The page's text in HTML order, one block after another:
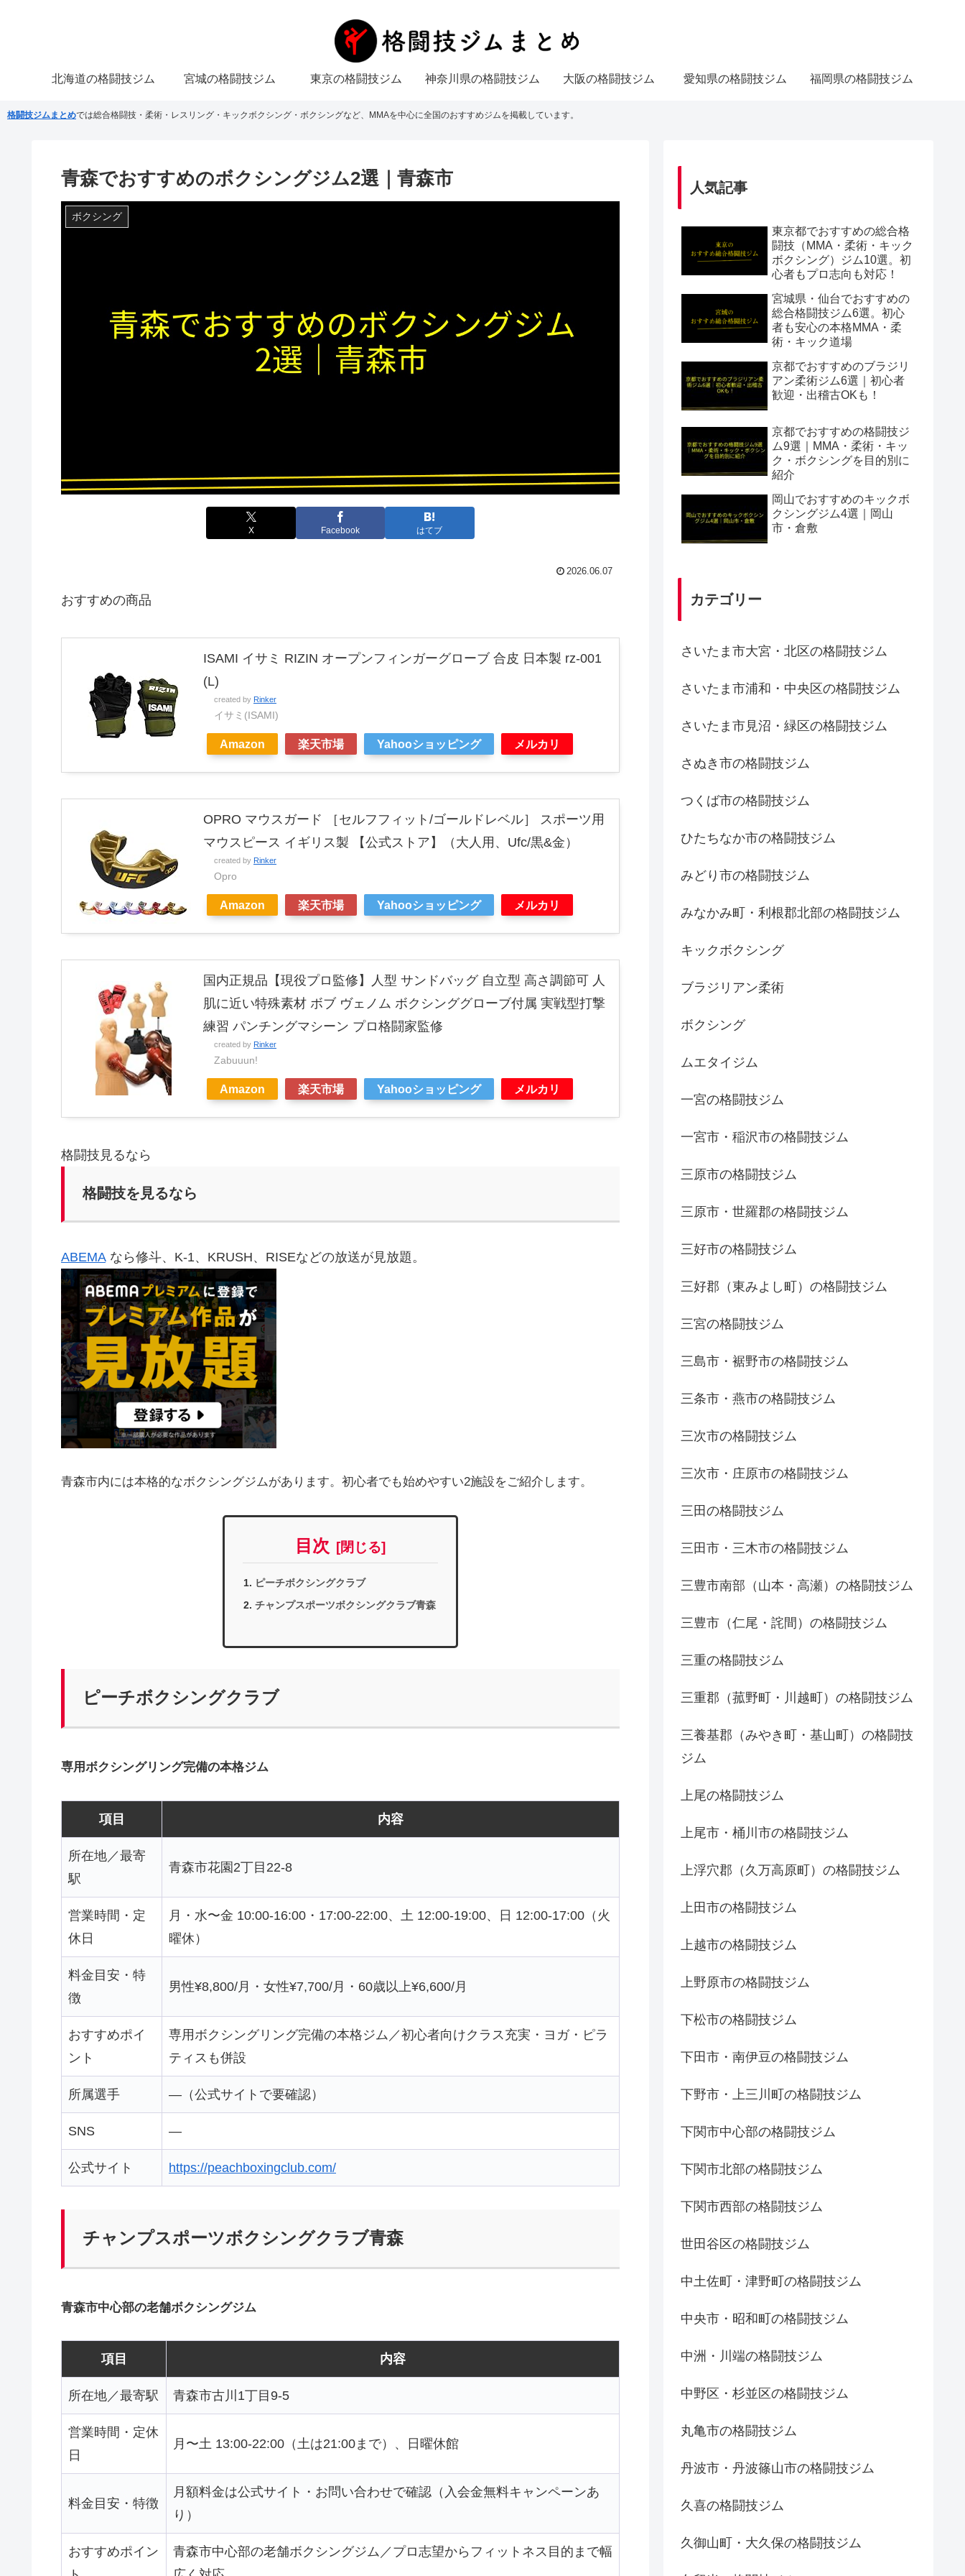
北海道の格闘技ジム 宮城の格闘技ジム 東京の格闘技ジム 神奈川県の格闘技ジム 大阪の格闘技ジム 愛知県の格闘技ジム 福岡県の格闘技ジム
格闘技ジムまとめでは総合格闘技・柔術・レスリング・キックボクシング・ボクシングなど、MMAを中心に全国のおすすめジムを掲載しています。
青森でおすすめのボクシングジム2選｜青森市
ボクシング
X Facebook はてブ
2026.06.07
おすすめの商品
ISAMI イサミ RIZIN オープンフィンガーグローブ 合皮 日本製 rz-001
(L)
created by Rinker
イサミ(ISAMI)
Amazon 楽天市場 Yahooショッピング メルカリ
OPRO マウスガード ［セルフフィット/ゴールドレベル］ スポーツ用
マウスピース イギリス製 【公式ストア】（大人用、Ufc/黒&金）
created by Rinker
Opro
Amazon 楽天市場 Yahooショッピング メルカリ
国内正規品【現役プロ監修】人型 サンドバッグ 自立型 高さ調節可 人
肌に近い特殊素材 ボブ ヴェノム ボクシンググローブ付属 実戦型打撃
練習 パンチングマシーン プロ格闘家監修
created by Rinker
Zabuuun!
Amazon 楽天市場 Yahooショッピング メルカリ
格闘技見るなら
格闘技を見るなら
ABEMA なら修斗、K-1、KRUSH、RISEなどの放送が見放題。
青森市内には本格的なボクシングジムがあります。初心者でも始めやすい2施設をご紹介します。
目次
ピーチボクシングクラブ
チャンプスポーツボクシングクラブ青森
ピーチボクシングクラブ
専用ボクシングリング完備の本格ジム
項目 内容
所在地／最寄
駅
青森市花園2丁目22-8
営業時間・定
休日
月・水〜金 10:00-16:00・17:00-22:00、土 12:00-19:00、日 12:00-17:00（火
曜休）
料金目安・特
徴
男性¥8,800/月・女性¥7,700/月・60歳以上¥6,600/月
おすすめポイ
ント
専用ボクシングリング完備の本格ジム／初心者向けクラス充実・ヨガ・ピラ
ティスも併設
所属選手 —（公式サイトで要確認）
SNS —
公式サイト https://peachboxingclub.com/
チャンプスポーツボクシングクラブ青森
青森市中心部の老舗ボクシングジム
項目 内容
所在地／最寄駅 青森市古川1丁目9-5
営業時間・定休
日
月〜土 13:00-22:00（土は21:00まで）、日曜休館
料金目安・特徴
月額料金は公式サイト・お問い合わせで確認（入会金無料キャンペーンあ
り）
おすすめポイン
青森市中心部の老舗ボクシングジム／プロ志望からフィットネス目的まで幅
人気記事
東京都でおすすめの総合格
闘技（MMA・柔術・キック
ボクシング）ジム10選。初
心者もプロ志向も対応！
宮城県・仙台でおすすめの
総合格闘技ジム6選。初心
者も安心の本格MMA・柔
術・キック道場
京都でおすすめのブラジリ
アン柔術ジム6選｜初心者
歓迎・出稽古OKも！
京都でおすすめの格闘技ジ
ム9選｜MMA・柔術・キッ
ク・ボクシングを目的別に
紹介
岡山でおすすめのキックボ
クシングジム4選｜岡山
市・倉敷
カテゴリー
さいたま市大宮・北区の格闘技ジム
さいたま市浦和・中央区の格闘技ジム
さいたま市見沼・緑区の格闘技ジム
さぬき市の格闘技ジム
つくば市の格闘技ジム
ひたちなか市の格闘技ジム
みどり市の格闘技ジム
みなかみ町・利根郡北部の格闘技ジム
キックボクシング
ブラジリアン柔術
ボクシング
ムエタイジム
一宮の格闘技ジム
一宮市・稲沢市の格闘技ジム
三原市の格闘技ジム
三原市・世羅郡の格闘技ジム
三好市の格闘技ジム
三好郡（東みよし町）の格闘技ジム
三宮の格闘技ジム
三島市・裾野市の格闘技ジム
三条市・燕市の格闘技ジム
三次市の格闘技ジム
三次市・庄原市の格闘技ジム
三田の格闘技ジム
三田市・三木市の格闘技ジム
三豊市南部（山本・高瀬）の格闘技ジム
三豊市（仁尾・詫間）の格闘技ジム
三重の格闘技ジム
三重郡（菰野町・川越町）の格闘技ジム
三養基郡（みやき町・基山町）の格闘技
ジム
上尾の格闘技ジム
上尾市・桶川市の格闘技ジム
上浮穴郡（久万高原町）の格闘技ジム
上田市の格闘技ジム
上越市の格闘技ジム
上野原市の格闘技ジム
下松市の格闘技ジム
下田市・南伊豆の格闘技ジム
下野市・上三川町の格闘技ジム
下関市中心部の格闘技ジム
下関市北部の格闘技ジム
下関市西部の格闘技ジム
世田谷区の格闘技ジム
中土佐町・津野町の格闘技ジム
中央市・昭和町の格闘技ジム
中洲・川端の格闘技ジム
中野区・杉並区の格闘技ジム
丸亀市の格闘技ジム
丹波市・丹波篠山市の格闘技ジム
久喜の格闘技ジム
久御山町・大久保の格闘技ジム